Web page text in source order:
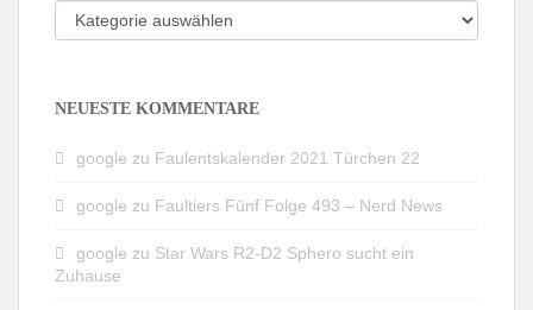
Kategorien
NEUESTE KOMMENTARE
google zu Faulentskalender 2021 Türchen 22
google zu Faultiers Fünf Folge 493 – Nerd News
google zu Star Wars R2-D2 Sphero sucht ein
Zuhause